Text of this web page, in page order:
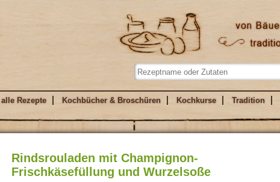
alle Rezepte Kochbücher & Broschüren Kochkurse Tradition
Rindsrouladen mit Champignon-
Frischkäsefüllung und Wurzelsoße